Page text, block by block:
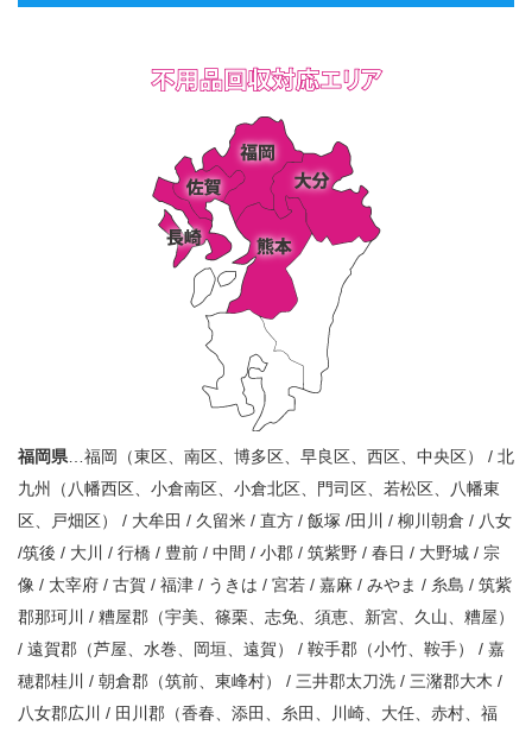
福岡県 …福岡（東区、南区、博多区、早良区、西区、中央区） / 北
九州（八幡西区、小倉南区、小倉北区、門司区、若松区、八幡東
区、戸畑区） / 大牟田 / 久留米 / 直方 / 飯塚 /田川 / 柳川朝倉 / 八女
/筑後 / 大川 / 行橋 / 豊前 / 中間 / 小郡 / 筑紫野 / 春日 / 大野城 / 宗
像 / 太宰府 / 古賀 / 福津 / うきは / 宮若 / 嘉麻 / みやま / 糸島 / 筑紫
郡那珂川 / 糟屋郡（宇美、篠栗、志免、須恵、新宮、久山、糟屋）
/ 遠賀郡（芦屋、水巻、岡垣、遠賀） / 鞍手郡（小竹、鞍手） / 嘉
穂郡桂川 / 朝倉郡（筑前、東峰村） / 三井郡太刀洗 / 三潴郡大木 /
八女郡広川 / 田川郡（香春、添田、糸田、川崎、大任、赤村、福